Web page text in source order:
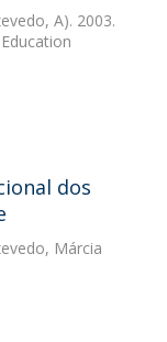
A). 2003.
dos
Márcia